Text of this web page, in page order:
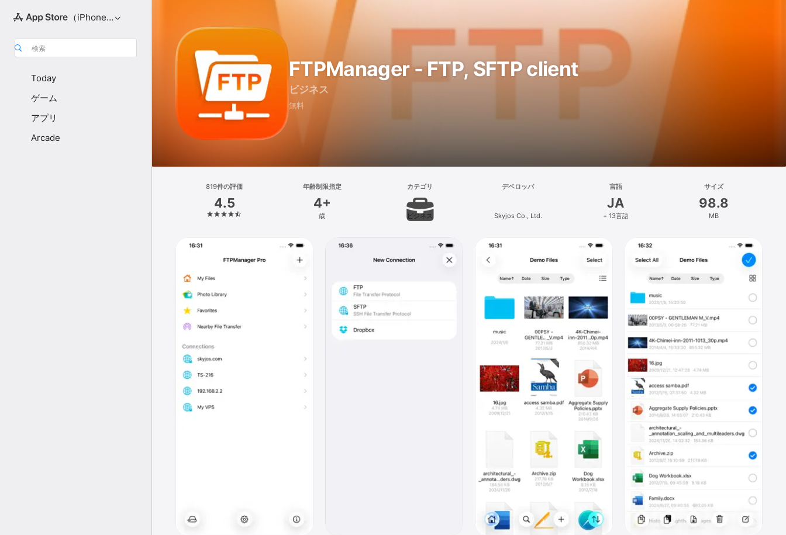
（iPhone向け）
検索
Today
ゲーム
アプリ
Arcade
FTPManager - FTP, SFTP client
ビジネス
無料
819件の評価
4.5
年齢制限指定
4+
歳
カテゴリ
ビジネス
デベロッパ
Skyjos Co., Ltd.
言語
JA
+ 13言語
サイズ
98.8
MB